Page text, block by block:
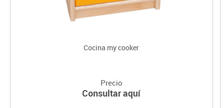
Cocina my cooker
Precio
Consultar aquí